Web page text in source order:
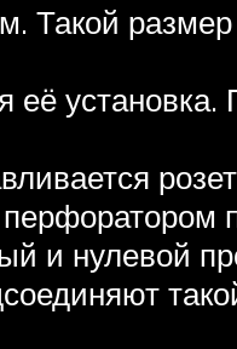
Такой
её
и нулевой